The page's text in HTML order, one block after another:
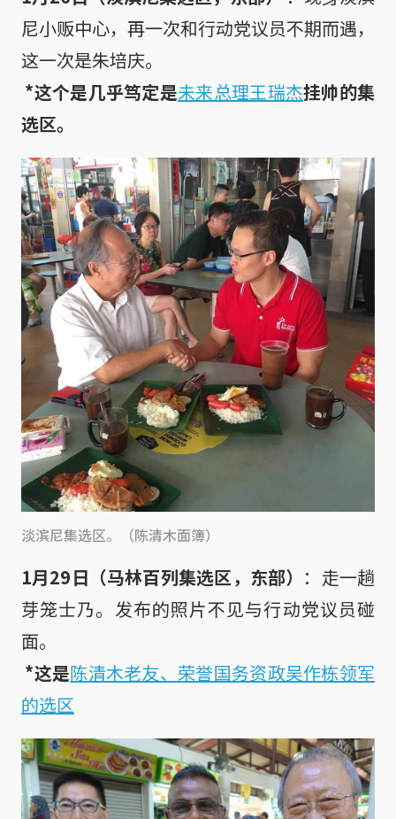
尼小贩中心，再一次和行动党议员不期而遇，
这一次是朱培庆。
*这个是几乎笃定是未来总理王瑞杰挂帅的集
选区。
淡滨尼集选区。（陈清木面簿）
1月29日（马林百列集选区，东部） ：走一趟
芽笼士乃。发布的照片不见与行动党议员碰
面。
*这是陈清木老友、荣誉国务资政吴作栋领军
的选区